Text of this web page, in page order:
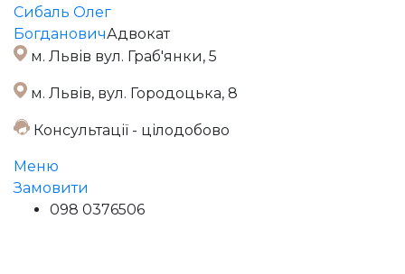
Сибаль Олег
БогдановичАдвокат
м. Львів вул. Граб'янки, 5
м. Львів, вул. Городоцька, 8
Консультації - цілодобово
Меню
Замовити
098 0376506